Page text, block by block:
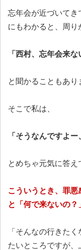
忘年会が近づいてき
にもわかると、周り
「西村、忘年会来な
と聞かることもあり
そこで私は、
「そうなんですよ
とめちゃ元気に答え
こういうとき、罪悪
と「何で来ないの？
「そんなの行きた
たいところですが、